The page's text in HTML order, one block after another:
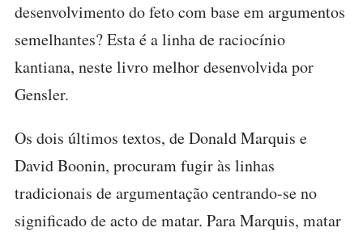
desenvolvimento do feto com base em argumentos
semelhantes? Esta é a linha de raciocínio
kantiana, neste livro melhor desenvolvida por
Gensler.
Os dois últimos textos, de Donald Marquis e
David Boonin, procuram fugir às linhas
tradicionais de argumentação centrando-se no
significado de acto de matar. Para Marquis, matar